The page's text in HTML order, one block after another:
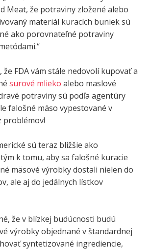
Meat, že potraviny zložené alebo
materiál kuracích buniek sú
ako porovnateľné potraviny
FDA vám stále nedovolí kupovať a
surové mlieko alebo maslové
potraviny sú podľa agentúry
falošné mäso vypestované v
problémov!
sú teraz bližšie ako
k tomu, aby sa falošné kuracie
mäsové výrobky dostali nielen do
ale aj do jedálnych lístkov
že v blízkej budúcnosti budú
výrobky objednané v štandardnej
syntetizované ingrediencie,